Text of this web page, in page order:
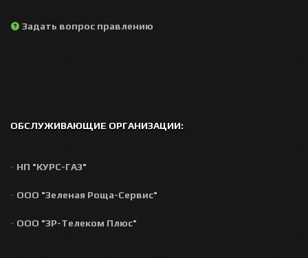
Задать вопрос правлению
ОБСЛУЖИВАЮЩИЕ ОРГАНИЗАЦИИ:
- НП "КУРС-ГАЗ"
- ООО "Зеленая Роща-Сервис"
- ООО "ЗР-Телеком Плюс"